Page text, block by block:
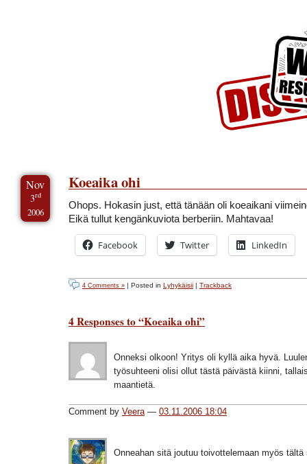
Nov
3rd
2006
Koeaika ohi
Ohops. Hokasin just, että tänään oli koeaikani
Eikä tullut kengänkuviota berberiin. Mahtavaa!
Facebook Twitter LinkedIn
4 Comments » | Posted in Lyhykäisii | Trackback
4 Responses to “Koeaika ohi”
Onneksi olkoon! Yritys oli kyllä aika hyvä.
työsuhteeni olisi ollut tästä päivästä kiinni,
maantietä.
Comment by Veera — 03.11.2006 18:04
Onneahan sitä joutuu toivottelemaan myös tältä